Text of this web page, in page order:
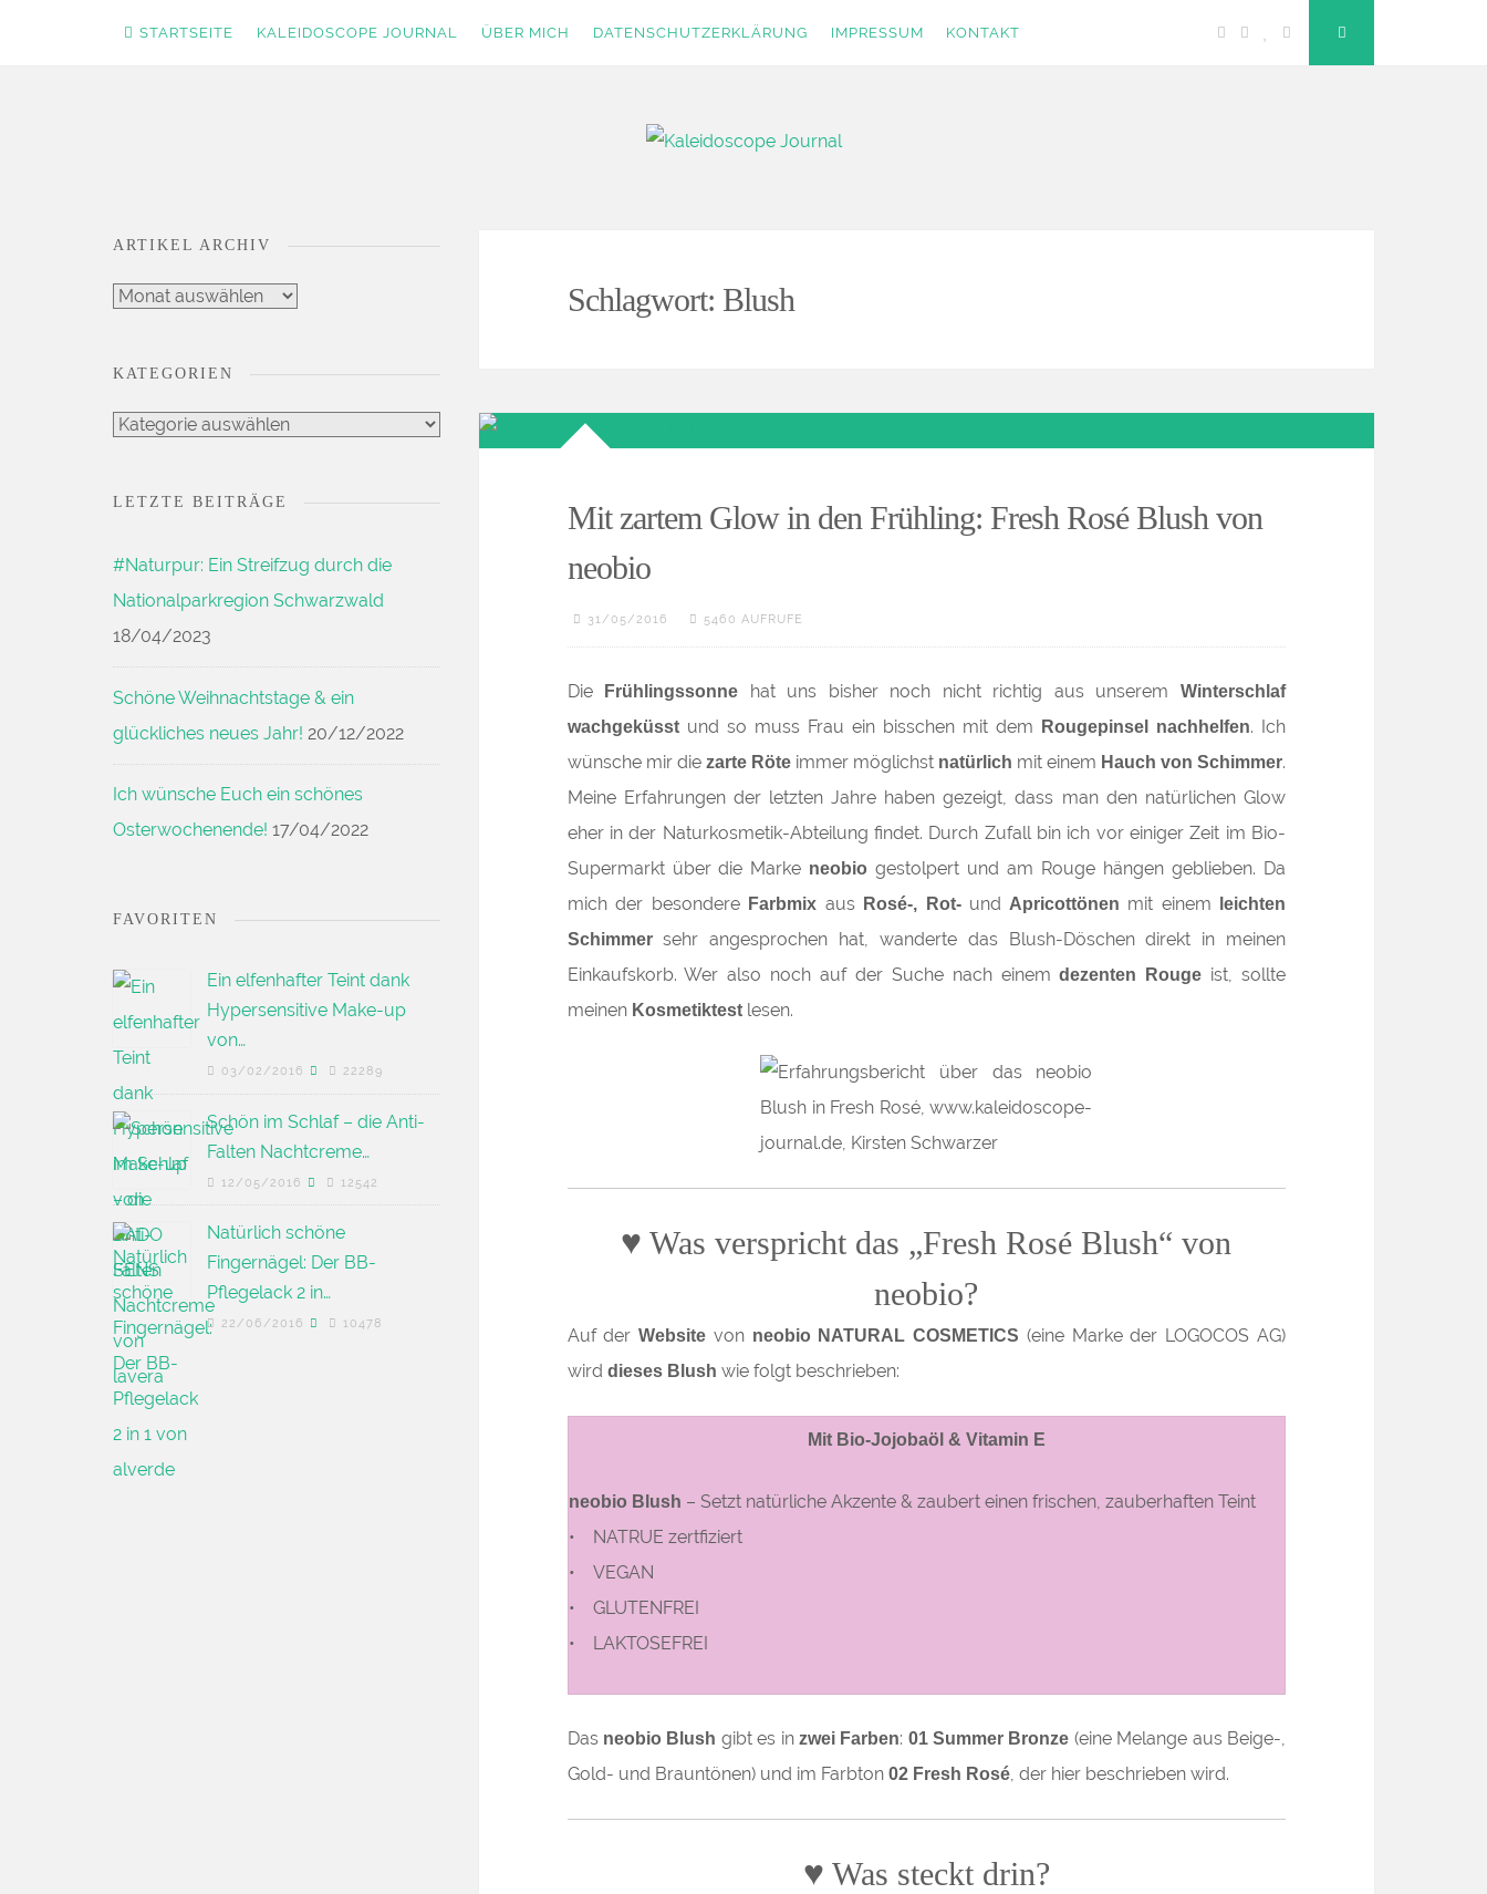
STARTSEITE KALEIDOSCOPE JOURNAL ÜBER MICH DATENSCHUTZERKLÄRUNG IMPRESSUM KONTAKT FacebookInstagramBloglovin
"Suche"-
Schlagwort: Blush
Mit zartem Glow in den Frühling: Fresh Rosé Blush von
neobio
31/05/2016 5460 AUFRUFE
Die Frühlingssonne hat uns bisher noch nicht richtig aus unseremWinterschlaf
wachgeküsstund so muss Frau ein bisschen mit dem Rougepinsel nachhelfen. Ich
wünsche mir die zarte Röteimmer möglichst natürlich mit einem Hauch von Schimmer.
Meine Erfahrungen der letzten Jahre haben gezeigt, dass man den natürlichen Glow
eher in der Naturkosmetik-Abteilung findet. Durch Zufall bin ich vor einiger Zeit im Bio-
Supermarkt über die Marke neobio gestolpert und am Rouge hängen geblieben. Da
mich der besondere Farbmix ausRosé-, Rot- und Apricottönen mit einem
leichten
Schimmersehr angesprochen hat, wanderte das Blush-Döschen direkt in meinen
Einkaufskorb. Wer also noch auf der Suche nach einemdezenten Rouge ist, sollte
meinen Kosmetiktestlesen.
♥ Was verspricht das „Fresh Rosé Blush“ von
neobio?
Auf derWebsite vonneobio NATURAL COSMETICS (eine Marke der LOGOCOS AG)
wird dieses Blush wie folgt beschrieben:
Mit Bio-Jojobaöl & Vitamin E
neobio Blush – Setzt natürliche Akzente & zaubert einen frischen, zauberhaften Teint
• NATRUE zertfiziert
• VEGAN
• GLUTENFREI
• LAKTOSEFREI
Das neobio Blush gibt es in zwei Farben: 01 Summer Bronze (eine Melange aus Beige-,
Gold- und Brauntönen) und im Farbton 02 Fresh Rosé, der hier beschrieben wird.
♥ Was steckt drin?
ARTIKEL ARCHIV
Artikel
KATEGORIEN
Kategorien
LETZTE BEITRÄGE
#Naturpur: Ein Streifzug durch die
Nationalparkregion Schwarzwald
18/04/2023
Schöne Weihnachtstage & ein
glückliches neues Jahr! 20/12/2022
Ich wünsche Euch ein schönes
Osterwochenende! 17/04/2022
FAVORITEN
Ein elfenhafter Teint dank
Hypersensitive Make-up
von…
03/02/2016 22289
Schön im Schlaf – die Anti-
Falten Nachtcreme…
12/05/2016 12542
Natürlich schöne
Fingernägel: Der BB-
Pflegelack 2 in…
22/06/2016 10478